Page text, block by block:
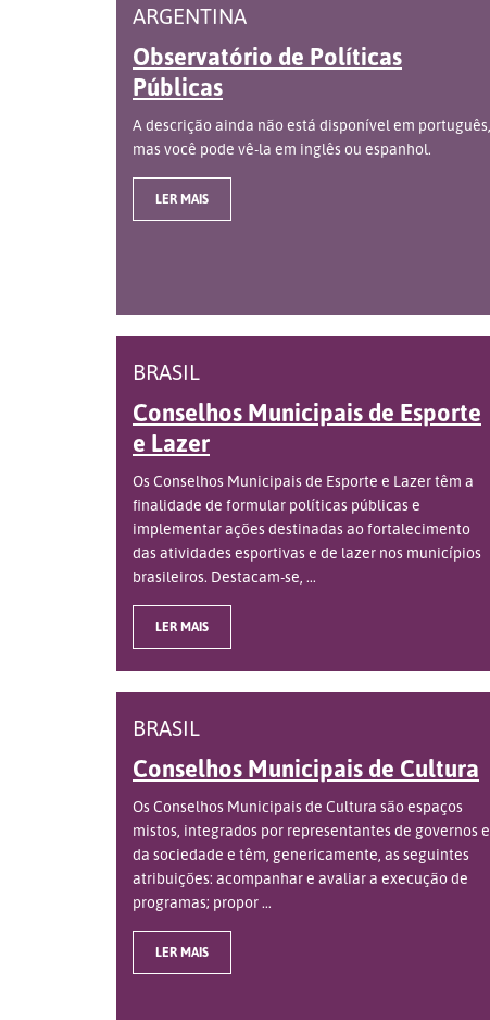
ARGENTINA
Observatório de Políticas
Públicas
A descrição ainda não está disponível em português,
mas você pode vê-la em inglês ou espanhol.
LER MAIS
BRASIL
Conselhos Municipais de Esporte
e Lazer
Os Conselhos Municipais de Esporte e Lazer têm a
finalidade de formular políticas públicas e
implementar ações destinadas ao fortalecimento
das atividades esportivas e de lazer nos municípios
brasileiros. Destacam-se, ...
LER MAIS
BRASIL
Conselhos Municipais de Cultura
Os Conselhos Municipais de Cultura são espaços
mistos, integrados por representantes de governos e
da sociedade e têm, genericamente, as seguintes
atribuições: acompanhar e avaliar a execução de
programas; propor ...
LER MAIS